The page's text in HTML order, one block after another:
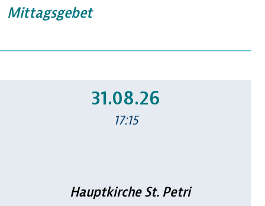
Mittagsgebet
31.08.26
17:15
Hauptkirche St. Petri